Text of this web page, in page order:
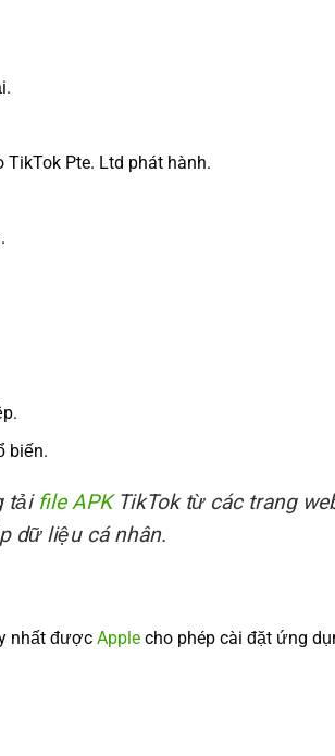
TikTok Pte. Ltd phát hành.
biến.
tải file APKTikTok từ các trang
dữ liệu cá nhân.
nhất được Apple cho phép cài đặt ứng